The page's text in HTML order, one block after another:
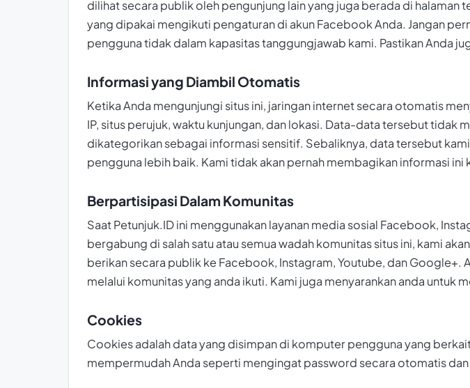
dilihat secara publik oleh pengunjung lain yang juga berada di
yang dipakai mengikuti pengaturan di akun Facebook Anda. Jangan
pengguna tidak dalam kapasitas tanggungjawab kami. Pastikan Anda
Informasi yang Diambil Otomatis
Ketika Anda mengunjungi situs ini, jaringan internet secara otomatis
IP, situs perujuk, waktu kunjungan, dan lokasi. Data-data tersebut
dikategorikan sebagai informasi sensitif. Sebaliknya, data tersebut
pengguna lebih baik. Kami tidak akan pernah membagikan informasi ini
Berpartisipasi Dalam Komunitas
Saat Petunjuk.ID ini menggunakan layanan media sosial Facebook,
bergabung di salah satu atau semua wadah komunitas situs ini, kami
berikan secara publik ke Facebook, Instagram, Youtube, dan Google+.
melalui komunitas yang anda ikuti. Kami juga menyarankan anda
Cookies
Cookies adalah data yang disimpan di komputer pengguna yang
mempermudah Anda seperti mengingat password secara otomatis dan